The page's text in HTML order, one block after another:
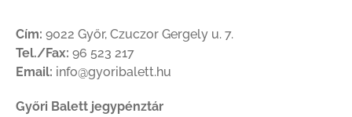
Cím: 9022 Győr, Czuczor Gergely u. 7.
Tel./Fax: 96 523 217
Email: info@gyoribalett.hu
Győri Balett jegypénztár